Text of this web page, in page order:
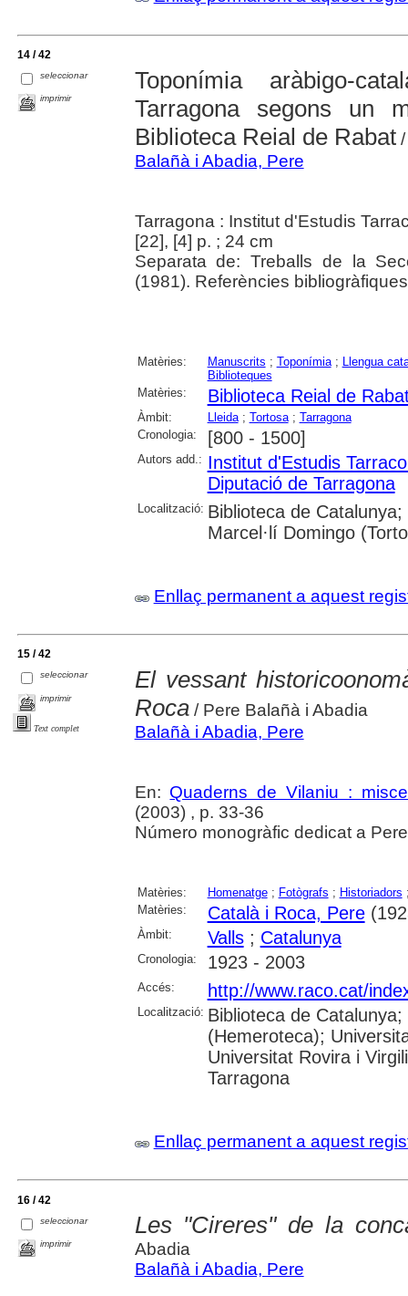
14 / 42
seleccionar
imprimir
Toponímia aràbigo-
Tarragona segons un
Biblioteca Reial de Rabat/
Balañà i Abadia, Pere
Tarragona : Institut d'Estudis
[22], [4] p. ; 24 cm
Separata de: Treballs de la
(1981). Referències
Matèries: Manuscrits ; Toponímia; Llengua
Biblioteques
Matèries:
Biblioteca Reial de
Àmbit: Lleida; Tortosa; Tarragona
Cronologia:
[800 - 1500]
Autors add.: Institut d'Estudis
Diputació de Tarragona
Localització: Biblioteca de
Marcel·lí Domingo
Enllaç permanent a aquest
15 / 42
seleccionar
imprimir
Text complet
El vessant
Roca/ Pere Balañà i Abadia
Balañà i Abadia, Pere
En: Quaderns de Vilaniu :
(2003) , p. 33-36
Número monogràfic dedicat a
Matèries: Homenatge; Fotògrafs ; Historiadors
Matèries:
Català i Roca, Pere
Àmbit: Valls; Catalunya
Cronologia: 1923 - 2003
Accés: http://www.raco.cat/
Localització: Biblioteca de
(Hemeroteca);
Universitat Rovira i
Tarragona
Enllaç permanent a aquest
16 / 42
seleccionar
imprimir
Les "Cireres" de la
Abadia
Balañà i Abadia, Pere